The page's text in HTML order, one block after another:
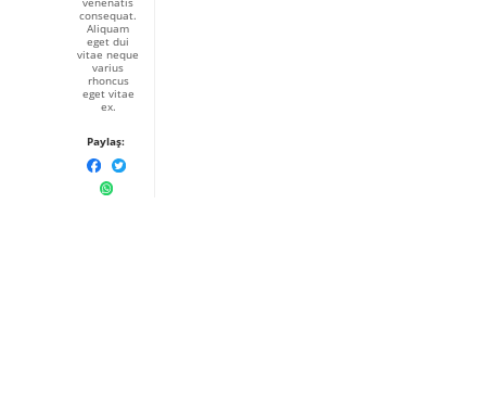
consequat.
Aliquam
eget dui
vitae neque
varius
rhoncus
eget vitae
ex.
Paylaş: